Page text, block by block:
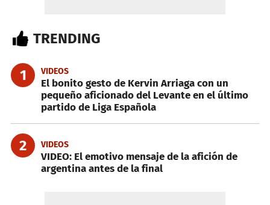
TRENDING
1 VIDEOS
El bonito gesto de Kervin Arriaga con un
pequeño aficionado del Levante en el último
partido de Liga Española
2 VIDEOS
VIDEO: El emotivo mensaje de la afición de
argentina antes de la final